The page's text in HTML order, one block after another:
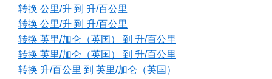
转换 公里/升 到 升/百公里
转换 公里/升 到 升/百公里
转换 英里/加仑（英国） 到 升/百公里
转换 英里/加仑（英国） 到 升/百公里
转换 升/百公里 到 英里/加仑（英国）